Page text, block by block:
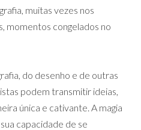
muitas vezes nos
momentos congelados no
do desenho e de outras
podem transmitir ideias,
única e cativante. A magia
capacidade de se